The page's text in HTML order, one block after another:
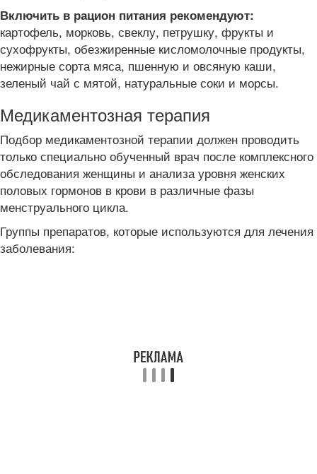
Включить в рацион питания рекомендуют:
картофель, морковь, свеклу, петрушку, фрукты и
сухофрукты, обезжиренные кисломолочные продукты,
нежирные сорта мяса, пшенную и овсяную каши,
зеленый чай с мятой, натуральные соки и морсы.
Медикаментозная терапия
Подбор медикаментозной терапии должен проводить
только специально обученный врач после комплексного
обследования женщины и анализа уровня женских
половых гормонов в крови в различные фазы
менструального цикла.
Группы препаратов, которые используются для лечения
заболевания: